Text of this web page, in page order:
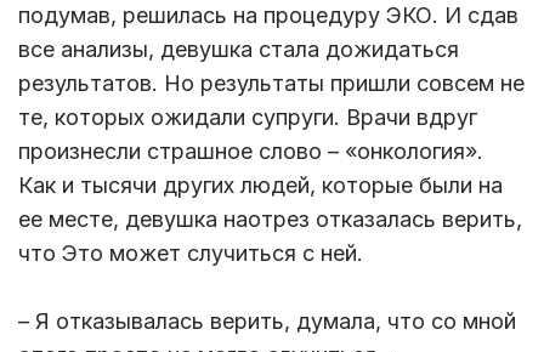
подумав, решилась на процедуру ЭКО. И сдав
все анализы, девушка стала дожидаться
результатов. Но результаты пришли совсем не
те, которых ожидали супруги. Врачи вдруг
произнесли страшное слово – «онкология».
Как и тысячи других людей, которые были на
ее месте, девушка наотрез отказалась верить,
что Это может случиться с ней.
– Я отказывалась верить, думала, что со мной